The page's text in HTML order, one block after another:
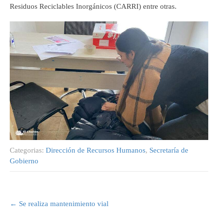
Residuos Reciclables Inorgánicos (CARRI) entre otras.
Categorias: Dirección de Recursos Humanos, Secretaría de
Gobierno
navigation
← Se realiza mantenimiento vial